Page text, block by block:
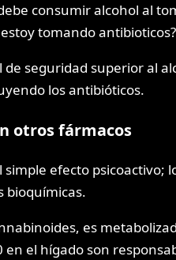
consumir alcohol al
tomando antibioticos?
seguridad superior al
los antibióticos.
otros fármacos
efecto
bioquímicas.
es
el hígado son